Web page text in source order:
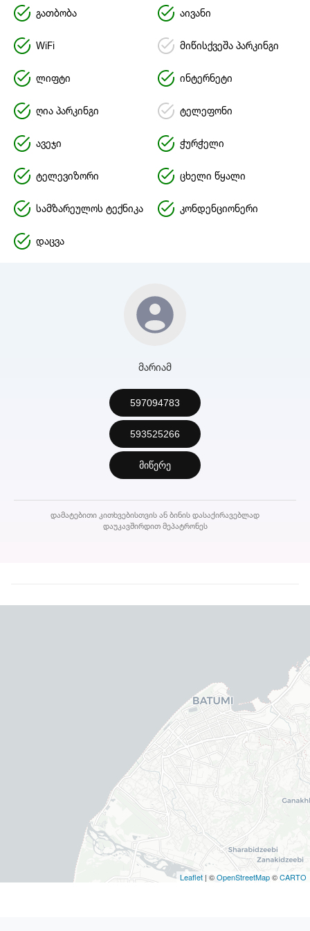
გათბობა აივანი
WiFi მიწისქვეშა პარკინგი
ლიფტი ინტერნეტი
ღია პარკინგი ტელეფონი
ავეჯი ჭურჭელი
ტელევიზორი ცხელი წყალი
სამზარეულოს ტექნიკა კონდენციონერი
დაცვა
მარიამ
597094783
593525266
მიწერე
დამატებითი კითხვებისთვის ან ბინის დასაქირავებლად
დაუკავშირდით მეპატრონეს
Leaflet | ©OpenStreetMap©CARTO